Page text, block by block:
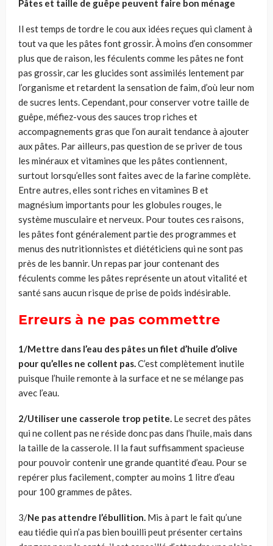
Pâtes et taille de guêpe peuvent faire bon ménage
Il est temps de tordre le cou aux idées reçues qui clament à
tout va que les pâtes font grossir. À moins d’en consommer
plus que de raison, les féculents comme les pâtes ne font
pas grossir, car les glucides sont assimilés lentement par
l’organisme et retardent la sensation de faim, d’où leur nom
de sucres lents. Cependant, pour conserver votre taille de
guêpe, méfiez-vous des sauces trop riches et
accompagnements gras que l’on aurait tendance à ajouter
aux pâtes. Par ailleurs, pas question de se priver de tous
les minéraux et vitamines que les pâtes contiennent,
surtout lorsqu’elles sont faites avec de la farine complète.
Entre autres, elles sont riches en vitamines B et
magnésium importants pour les globules rouges, le
système musculaire et nerveux. Pour toutes ces raisons,
les pâtes font généralement partie des programmes et
menus des nutritionnistes et diététiciens qui ne sont pas
près de les bannir. Un repas par jour contenant des
féculents comme les pâtes représente un atout vitalité et
santé sans aucun risque de prise de poids indésirable.
Erreurs à ne pas commettre
1/Mettre dans l’eau des pâtes un filet d’huile d’olive
pour qu’elles ne collent pas.C’est complètement inutile
puisque l’huile remonte à la surface et ne se mélange pas
avec l’eau.
2/Utiliser une casserole trop petite. Le secret des pâtes
qui ne collent pas ne réside donc pas dans l’huile, mais dans
la taille de la casserole. Il la faut suffisamment spacieuse
pour pouvoir contenir une grande quantité d’eau. Pour se
repérer plus facilement, compter au moins 1 litre d’eau
pour 100 grammes de pâtes.
3/Ne pas attendre l’ébullition. Mis à part le fait qu’une
eau tiédie qui n’a pas bien bouilli peut présenter certains